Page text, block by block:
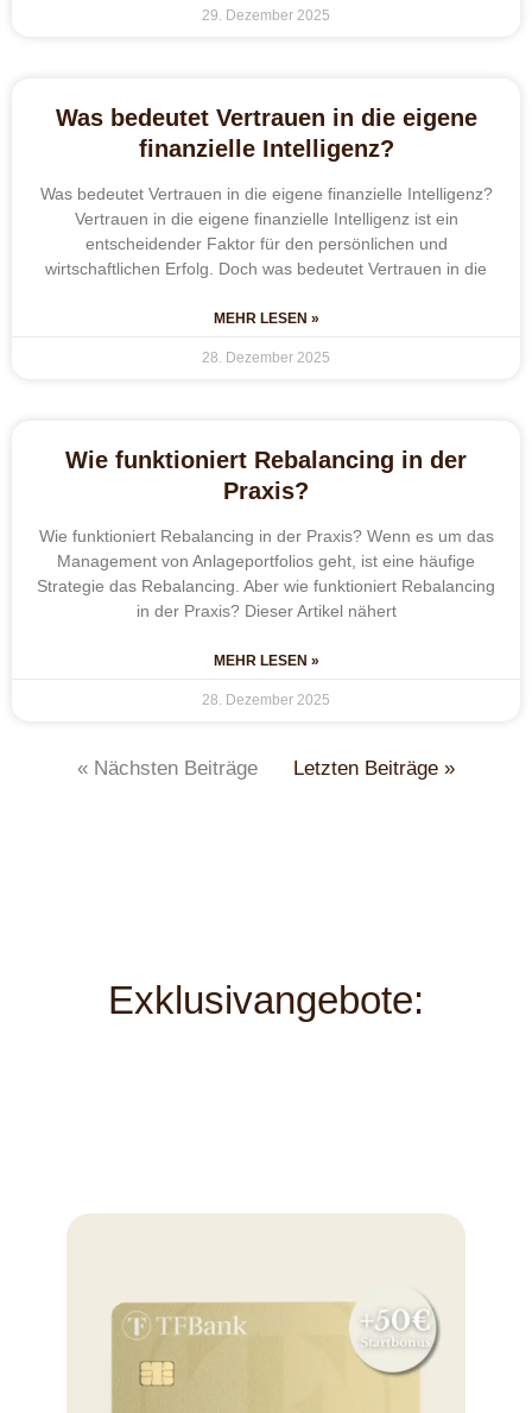
29. Dezember 2025
Was bedeutet Vertrauen in die eigene
finanzielle Intelligenz?
Was bedeutet Vertrauen in die eigene finanzielle Intelligenz?
Vertrauen in die eigene finanzielle Intelligenz ist ein
entscheidender Faktor für den persönlichen und
wirtschaftlichen Erfolg. Doch was bedeutet Vertrauen in die
MEHR LESEN »
28. Dezember 2025
Wie funktioniert Rebalancing in der
Praxis?
Wie funktioniert Rebalancing in der Praxis? Wenn es um das
Management von Anlageportfolios geht, ist eine häufige
Strategie das Rebalancing. Aber wie funktioniert Rebalancing
in der Praxis? Dieser Artikel nähert
MEHR LESEN »
28. Dezember 2025
« Nächsten Beiträge Letzten Beiträge »
Exklusivangebote: